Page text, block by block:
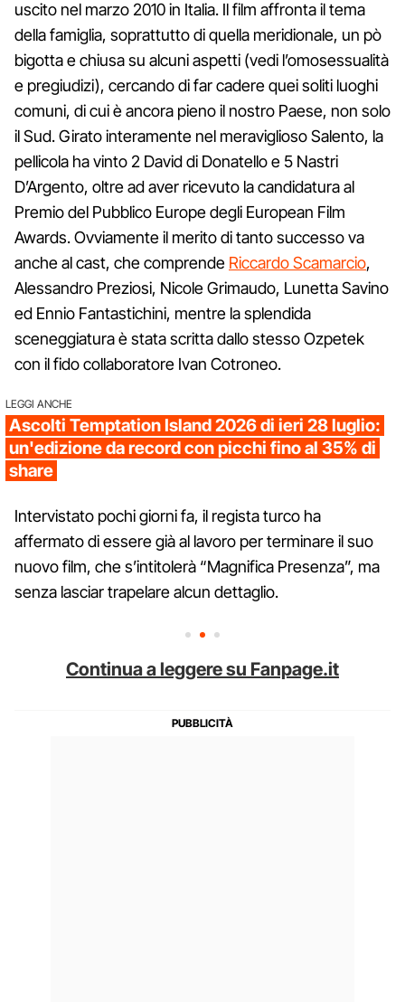
uscito nel marzo 2010 in Italia. Il film affronta il tema
della famiglia, soprattutto di quella meridionale, un pò
bigotta e chiusa su alcuni aspetti (vedi l’omosessualità
e pregiudizi), cercando di far cadere quei soliti luoghi
comuni, di cui è ancora pieno il nostro Paese, non solo
il Sud. Girato interamente nel meraviglioso Salento, la
pellicola ha vinto 2 David di Donatello e 5 Nastri
D’Argento, oltre ad aver ricevuto la candidatura al
Premio del Pubblico Europe degli European Film
Awards. Ovviamente il merito di tanto successo va
anche al cast, che comprende Riccardo Scamarcio,
Alessandro Preziosi, Nicole Grimaudo, Lunetta Savino
ed Ennio Fantastichini, mentre la splendida
sceneggiatura è stata scritta dallo stesso Ozpetek
con il fido collaboratore Ivan Cotroneo.
LEGGI ANCHE
Ascolti Temptation Island 2026 di ieri 28 luglio:
un'edizione da record con picchi fino al 35% di
share
Intervistato pochi giorni fa, il regista turco ha
affermato di essere già al lavoro per terminare il suo
nuovo film, che s’intitolerà “Magnifica Presenza”, ma
senza lasciar trapelare alcun dettaglio.
Continua a leggere su Fanpage.it